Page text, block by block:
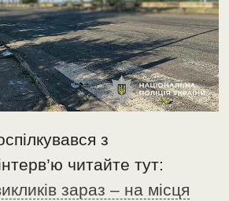
з
читайте тут:
зараз – на місця